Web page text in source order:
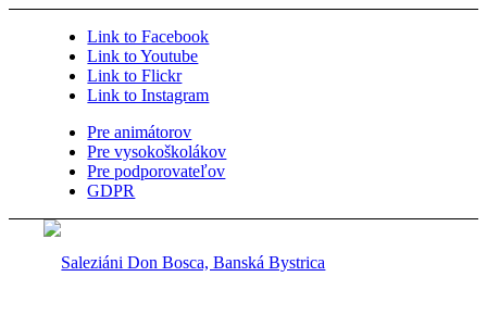
Link to Facebook
Link to Youtube
Link to Flickr
Link to Instagram
Pre animátorov
Pre vysokoškolákov
Pre podporovateľov
GDPR